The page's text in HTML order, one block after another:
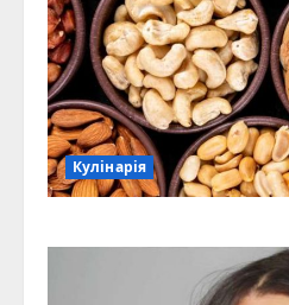
Кулінарія